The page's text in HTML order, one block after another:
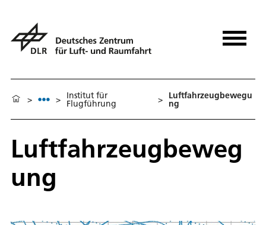
> > Institut für
Flugführung > Luftfahrzeugbewegu
ng
Luftfahrzeugbeweg
ung